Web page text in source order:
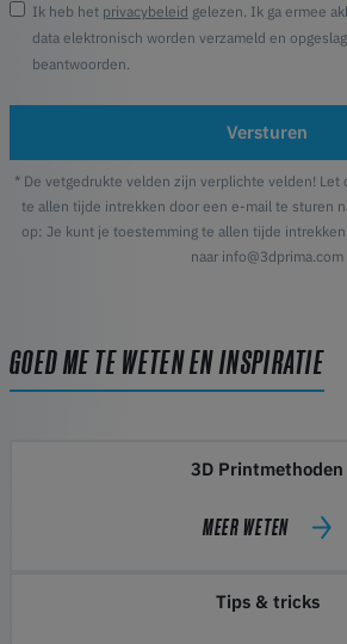
Ik heb het privacybeleid gelezen. Ik ga ermee
data elektronisch worden verzameld en
beantwoorden.
Versturen
* De vetgedrukte velden zijn verplichte velden!
te allen tijde intrekken door een e-mail te sturen
op: Je kunt je toestemming te allen tijde
naar info@3dprima.com
GOED ME TE WETEN EN INSPIRATIE
3D Printmethoden
MEER WETEN
Tips & tricks